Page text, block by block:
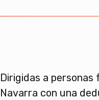
Dirigidas a
Navarra con una d